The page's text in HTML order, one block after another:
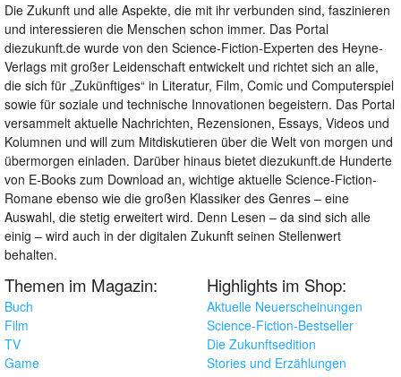
Die Zukunft und alle Aspekte, die mit ihr verbunden sind, faszinieren
und interessieren die Menschen schon immer. Das Portal
diezukunft.de wurde von den Science-Fiction-Experten des Heyne-
Verlags mit großer Leidenschaft entwickelt und richtet sich an alle,
die sich für „Zukünftiges“ in Literatur, Film, Comic und Computerspiel
sowie für soziale und technische Innovationen begeistern. Das Portal
versammelt aktuelle Nachrichten, Rezensionen, Essays, Videos und
Kolumnen und will zum Mitdiskutieren über die Welt von morgen und
übermorgen einladen. Darüber hinaus bietet diezukunft.de Hunderte
von E-Books zum Download an, wichtige aktuelle Science-Fiction-
Romane ebenso wie die großen Klassiker des Genres – eine
Auswahl, die stetig erweitert wird. Denn Lesen – da sind sich alle
einig – wird auch in der digitalen Zukunft seinen Stellenwert
behalten.
Themen im Magazin:
Buch
Film
TV
Game
Highlights im Shop:
Aktuelle Neuerscheinungen
Science-Fiction-Bestseller
Die Zukunftsedition
Stories und Erzählungen